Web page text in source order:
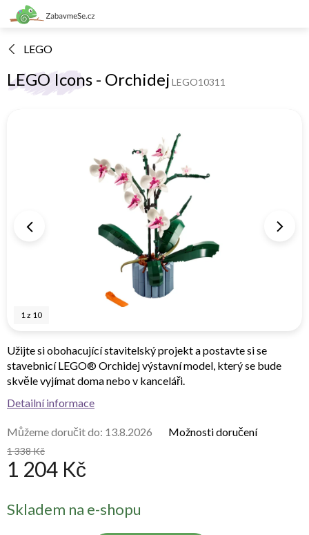
Přejít
na
LEGO
LEGO Icons - Orchidej LEGO10311
1z 10
1 338 Kč
1 204 Kč
cena:
Skladem na e-shopu
Můžeme doručit do: 13.8.2026 Možnosti doručení
Užijte si obohacující stavitelský projekt a postavte si se
stavebnicí LEGO® Orchidej výstavní model, který se bude
skvěle vyjímat doma nebo v kanceláři.
Detailní informace